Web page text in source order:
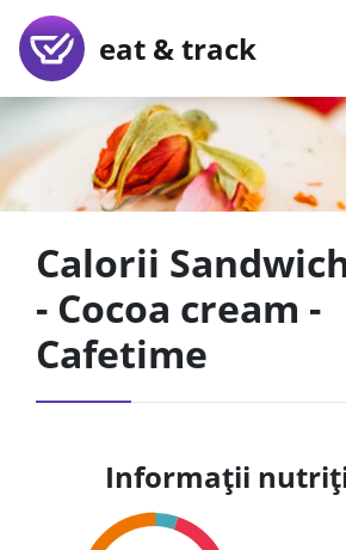
eat & track
Calorii
- Cocoa cream -
Cafetime
Informații